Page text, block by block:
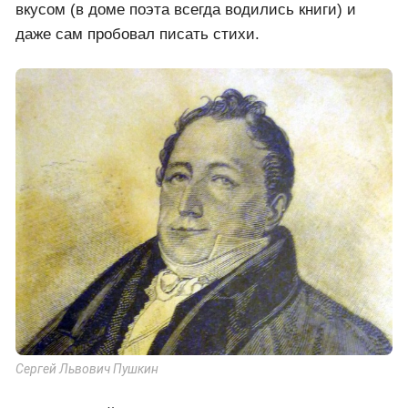
вкусом (в доме поэта всегда водились книги) и
даже сам пробовал писать стихи.
Сергей Львович Пушкин